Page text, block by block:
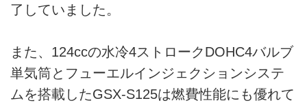
了していました。
また、124ccの水冷4ストロークDOHC4バルブ
単気筒とフューエルインジェクションシステ
ムを搭載したGSX-S125は燃費性能にも優れて